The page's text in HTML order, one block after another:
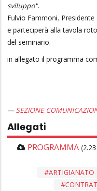
sviluppo".
Fulvio Fammoni,
e parteciperà alla tavola
del seminario.
in allegato il programma
SEZIONE
Allegati
PROGRAMMA
ARTIGIANATO